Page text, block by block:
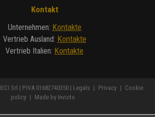
Kontakt
Unternehmen: Kontakte
Vertrieb Ausland: Kontakte
Vertrieb Italien: Kontakte
Srl | P.IVA 01682740350 | Legals | Privacy | Cookie
policy | Made by Invicto